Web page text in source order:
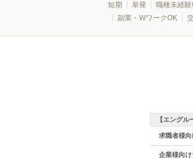
短期 単発 職種未経験
副業・WワークOK
【エング
求職者様
企業様向け